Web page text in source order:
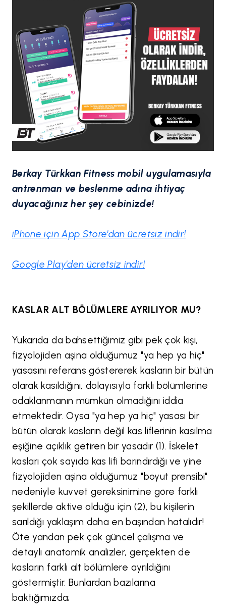
Berkay Türkkan Fitness mobil uygulamasıyla
antrenman ve beslenme adına ihtiyaç
duyacağınız her şey cebinizde!
iPhone için App Store'dan ücretsiz indir!
Google Play'den ücretsiz indir!
KASLAR ALT BÖLÜMLERE AYRILIYOR MU?
Yukarıda da bahsettiğimiz gibi pek çok kişi,
fizyolojiden aşina olduğumuz "ya hep ya hiç"
yasasını referans göstererek kasların bir bütün
olarak kasıldığını, dolayısıyla farklı bölümlerine
odaklanmanın mümkün olmadığını iddia
etmektedir. Oysa "ya hep ya hiç" yasası bir
bütün olarak kasların değil kas liflerinin kasılma
eşiğine açıklık getiren bir yasadır (1). İskelet
kasları çok sayıda kas lifi barındırdığı ve yine
fizyolojiden aşina olduğumuz "boyut prensibi"
nedeniyle kuvvet gereksinimine göre farklı
şekillerde aktive olduğu için (2), bu kişilerin
sarıldığı yaklaşım daha en başından hatalıdır!
Öte yandan pek çok güncel çalışma ve
detaylı anatomik analizler, gerçekten de
kasların farklı alt bölümlere ayrıldığını
göstermiştir. Bunlardan bazılarına
baktığımızda;